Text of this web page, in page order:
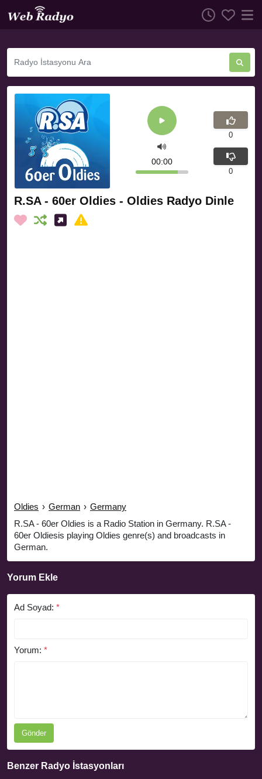
R.SA - 60er Oldies - Oldies Radyo Dinle
Oldies › German › Germany
R.SA - 60er Oldies is a Radio Station in Germany. R.SA -
60er Oldiesis playing Oldies genre(s) and broadcasts in
German.
00:00
0
0
Yorum Ekle
Ad Soyad: *
Yorum: *
Gönder
Benzer Radyo İstasyonları